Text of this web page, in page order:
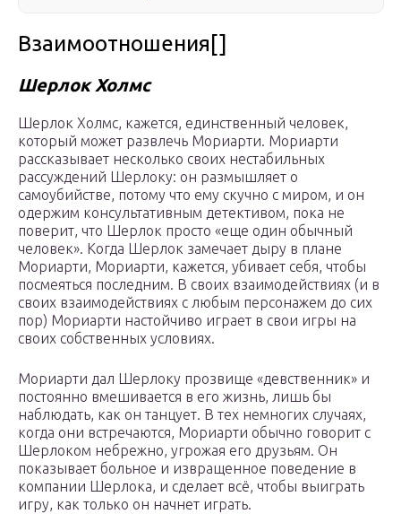
Взаимоотношения[]
Шерлок Холмс
Шерлок Холмс, кажется, единственный человек,
который может развлечь Мориарти. Мориарти
рассказывает несколько своих нестабильных
рассуждений Шерлоку: он размышляет о
самоубийстве, потому что ему скучно с миром, и он
одержим консультативным детективом, пока не
поверит, что Шерлок просто «еще один обычный
человек». Когда Шерлок замечает дыру в плане
Мориарти, Мориарти, кажется, убивает себя, чтобы
посмеяться последним. В своих взаимодействиях (и в
своих взаимодействиях с любым персонажем до сих
пор) Мориарти настойчиво играет в свои игры на
своих собственных условиях.
Мориарти дал Шерлоку прозвище «девственник» и
постоянно вмешивается в его жизнь, лишь бы
наблюдать, как он танцует. В тех немногих случаях,
когда они встречаются, Мориарти обычно говорит с
Шерлоком небрежно, угрожая его друзьям. Он
показывает больное и извращенное поведение в
компании Шерлока, и сделает всё, чтобы выиграть
игру, как только он начнет играть.